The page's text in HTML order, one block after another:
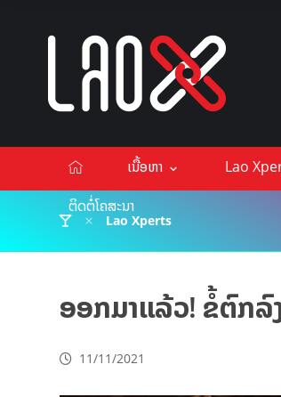
ເນື້ອຫາ Lao
ຕິດຕໍ່ໂຄສະນາ
Lao Xperts
ອອກມາແລ້ວ! ຂໍ້ຕົກລົ
11/11/2021